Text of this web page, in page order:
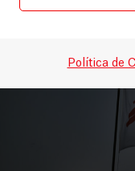
Política de